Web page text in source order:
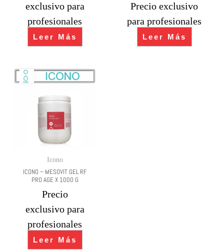
exclusivo para
profesionales
Leer Más
Precio exclusivo
para profesionales
Leer Más
Icono
ICONO – MESOVIT GEL RF
PRO AGE X 1000 G
Precio
exclusivo para
profesionales
Leer Más